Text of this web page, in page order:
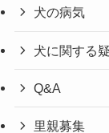
犬の病気
犬に関する
Q&A
里親募集